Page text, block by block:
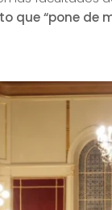
que “pone de